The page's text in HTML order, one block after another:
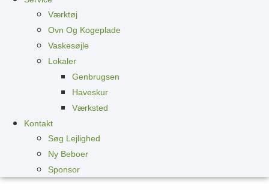
Værktøj
Ovn Og Kogeplade
Vaskesøjle
Lokaler
Genbrugsen
Haveskur
Værksted
Kontakt
Søg Lejlighed
Ny Beboer
Sponsor